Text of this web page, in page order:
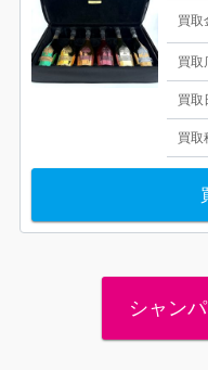
買取
買取
買取
買取
シャン